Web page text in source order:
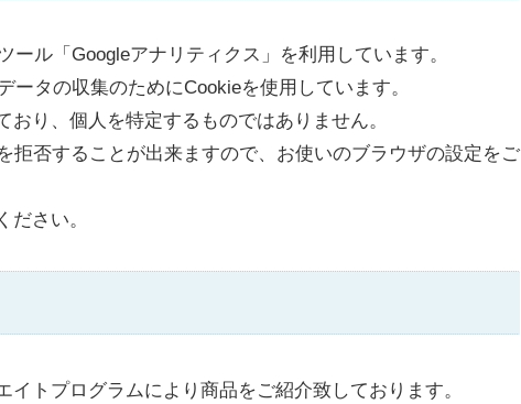
ル「Googleアナリティクス」を利用しています。
タの収集のためにCookieを使用しています。
り、個人を特定するものではありません。
拒否することが出来ますので、お使いのブラウザの設定をご
ださい。
トプログラムにより商品をご紹介致しております。